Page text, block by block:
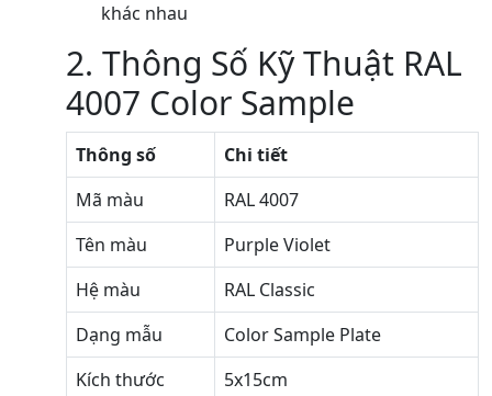
khác nhau
2. Thông Số Kỹ Thuật RAL
4007 Color Sample
Thông số
Chi tiết
Mã màu
RAL 4007
Tên màu
Purple Violet
Hệ màu
RAL Classic
Dạng mẫu
Color Sample Plate
Kích thước
5x15cm